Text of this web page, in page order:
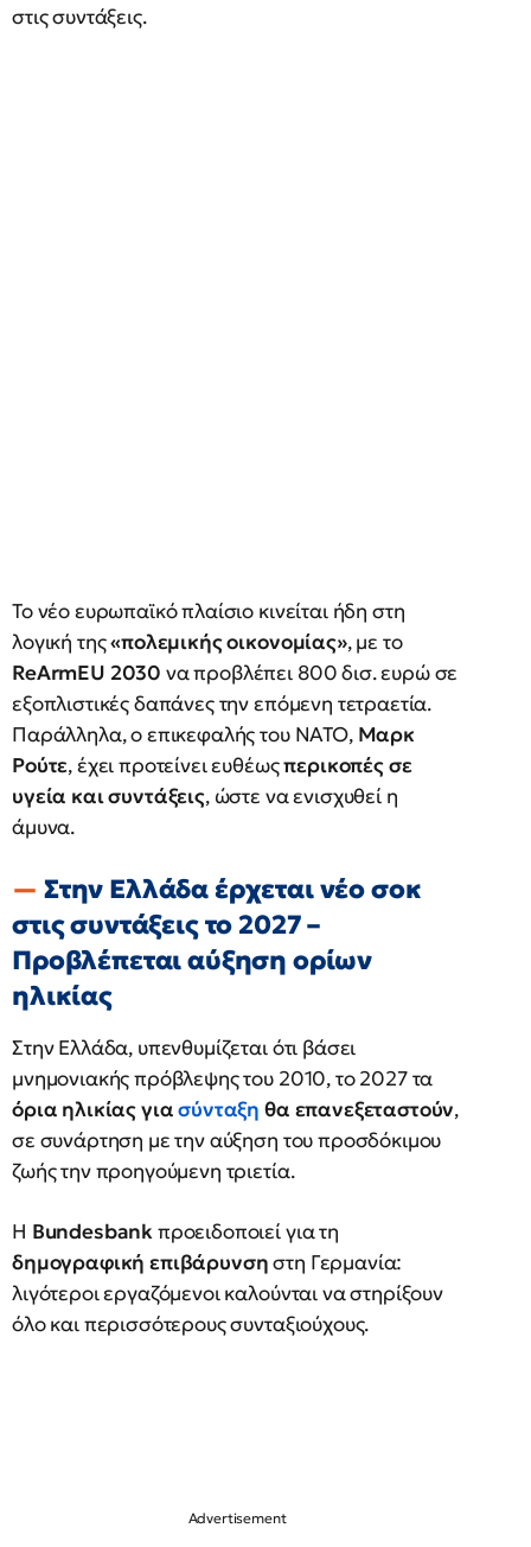
στις συντάξεις.
Το νέο ευρωπαϊκό πλαίσιο κινείται ήδη στη
λογική της«πολεμικής οικονομίας», με το
ReArmEU 2030 να προβλέπει 800 δισ. ευρώ σε
εξοπλιστικές δαπάνες την επόμενη τετραετία.
Παράλληλα, ο επικεφαλής του ΝΑΤΟ, Μαρκ
Ρούτε, έχει προτείνει ευθέωςπερικοπές σε
υγεία και συντάξεις, ώστε να ενισχυθεί η
άμυνα.
Στην Ελλάδα έρχεται νέο σοκ
στις συντάξεις το 2027 –
Προβλέπεται αύξηση ορίων
ηλικίας
Στην Ελλάδα, υπενθυμίζεται ότι βάσει
μνημονιακής πρόβλεψης του 2010, το 2027 τα
όρια ηλικίας γιασύνταξηθα επανεξεταστούν,
σε συνάρτηση με την αύξηση του προσδόκιμου
ζωής την προηγούμενη τριετία.
Η Bundesbankπροειδοποιεί για τη
δημογραφική επιβάρυνσηστη Γερμανία:
λιγότεροι εργαζόμενοι καλούνται να στηρίξουν
όλο και περισσότερους συνταξιούχους.